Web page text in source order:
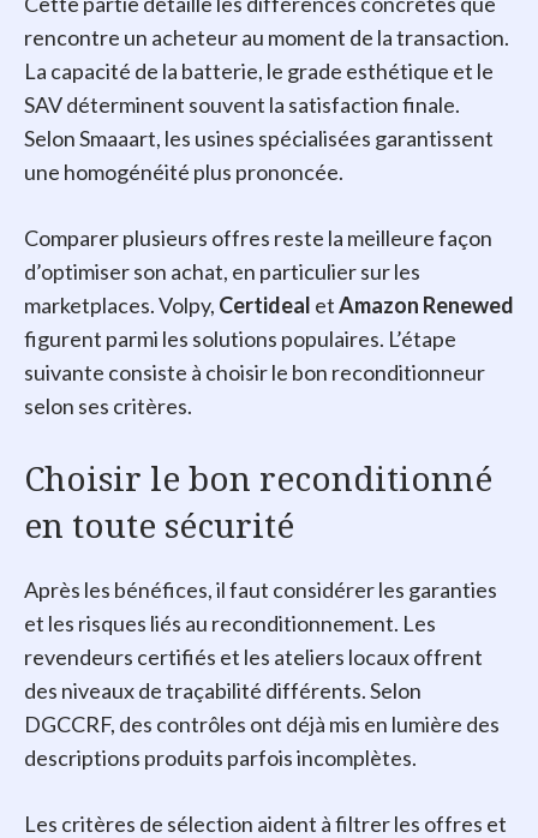
rencontre un acheteur au moment de la transaction.
La capacité de la batterie, le grade esthétique et le
SAV déterminent souvent la satisfaction finale.
Selon Smaaart, les usines spécialisées garantissent
une homogénéité plus prononcée.
Comparer plusieurs offres reste la meilleure façon
d’optimiser son achat, en particulier sur les
marketplaces. Volpy, Certideal etAmazon Renewed
figurent parmi les solutions populaires. L’étape
suivante consiste à choisir le bon reconditionneur
selon ses critères.
Choisir le bon reconditionné
en toute sécurité
Après les bénéfices, il faut considérer les garanties
et les risques liés au reconditionnement. Les
revendeurs certifiés et les ateliers locaux offrent
des niveaux de traçabilité différents. Selon
DGCCRF, des contrôles ont déjà mis en lumière des
descriptions produits parfois incomplètes.
Les critères de sélection aident à filtrer les offres et